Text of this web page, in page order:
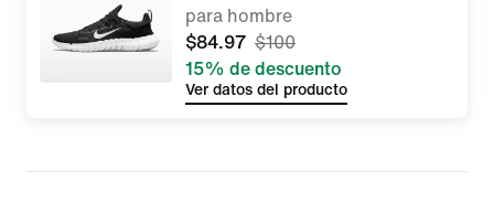
para hombre
$84.97 $100
15% de descuento
Ver datos del producto